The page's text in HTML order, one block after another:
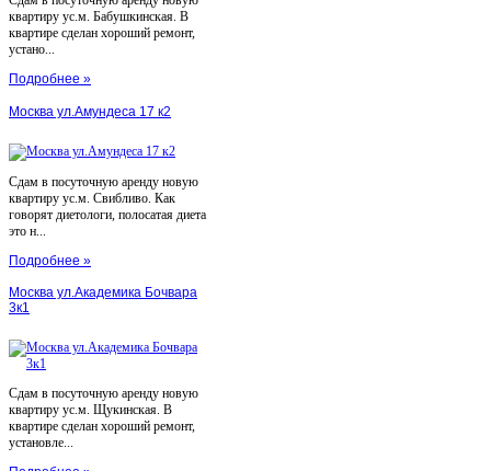
квартиру ус.м. Бабушкинская. В
квартире сделан хороший ремонт,
устано...
Подробнее »
Москва ул.Амундеса 17 к2
Сдам в посуточную аренду новую
квартиру ус.м. Свибливо. Как
говорят диетологи, полосатая диета
это н...
Подробнее »
Москва ул.Академика Бочвара
3к1
Сдам в посуточную аренду новую
квартиру ус.м. Щукинская. В
квартире сделан хороший ремонт,
установле...